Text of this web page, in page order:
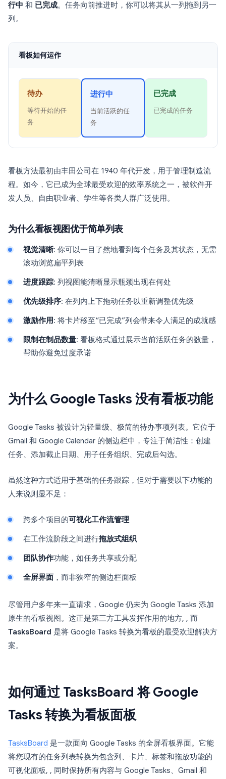
行中 和 已完成。任务向前推进时，你可以将其从一列拖到另一
列。
看板如何运作
待办
等待开始的任
务
进行中
当前活跃的任
务
已完成
已完成的任务
看板方法最初由丰田公司在 1940 年代开发，用于管理制造流
程。如今，它已成为全球最受欢迎的效率系统之一，被软件开
发人员、自由职业者、学生等各类人群广泛使用。
为什么看板视图优于简单列表
视觉清晰: 你可以一目了然地看到每个任务及其状态，无需
滚动浏览扁平列表
进度跟踪: 列视图能清晰显示瓶颈出现在何处
优先级排序: 在列内上下拖动任务以重新调整优先级
激励作用: 将卡片移至“已完成”列会带来令人满足的成就感
限制在制品数量: 看板格式通过展示当前活跃任务的数量，
帮助你避免过度承诺
为什么 Google Tasks 没有看板功能
Google Tasks 被设计为轻量级、极简的待办事项列表。它位于
Gmail 和 Google Calendar 的侧边栏中，专注于简洁性：创建
任务、添加截止日期、用子任务组织、完成后勾选。
虽然这种方式适用于基础的任务跟踪，但对于需要以下功能的
人来说则显不足：
跨多个项目的可视化工作流管理
在工作流阶段之间进行拖放式组织
团队协作功能，如任务共享或分配
全屏界面 ，而非狭窄的侧边栏面板
尽管用户多年来一直请求，Google 仍未为 Google Tasks 添加
原生的看板视图。这正是第三方工具发挥作用的地方, , 而
TasksBoard 是将 Google Tasks 转换为看板的最受欢迎解决方
案。
如何通过 TasksBoard 将 Google
Tasks 转换为看板面板
TasksBoard 是一款面向 Google Tasks 的全屏看板界面。它能
将您现有的任务列表转换为包含列、卡片、标签和拖放功能的
可视化面板, , 同时保持所有内容与 Google Tasks、Gmail 和